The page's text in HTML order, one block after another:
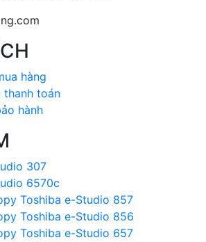
hàng
thanh toán
hành
307
6570c
Toshiba e-Studio 857
Toshiba e-Studio 856
Toshiba e-Studio 657